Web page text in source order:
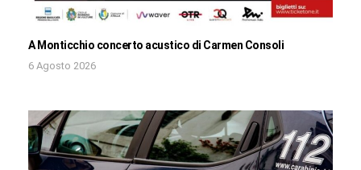
A Monticchio concerto acustico di Carmen Consoli
6 Agosto 2026